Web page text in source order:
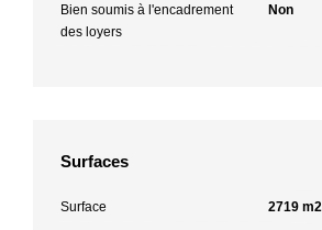
Bien soumis à l'encadrement
des loyers
Non
Surfaces
Surface 2719 m2